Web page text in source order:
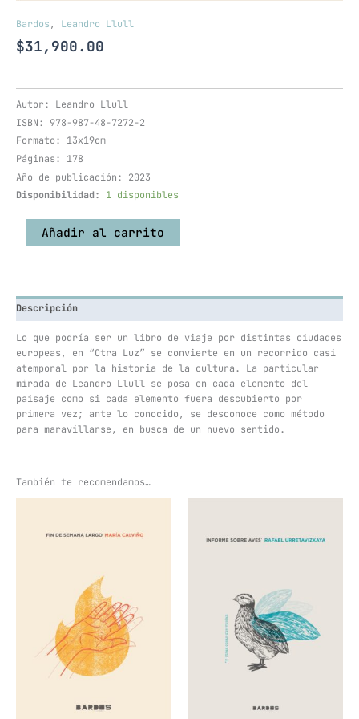
Bardos, Leandro Llull
$31,900.00
Autor: Leandro Llull
ISBN: 978-987-48-7272-2
Formato: 13x19cm
Páginas: 178
Año de publicación: 2023
Disponibilidad:
1 disponibles
Añadir al carrito
Descripción
Lo que podría ser un libro de viaje por distintas ciudades
europeas, en “Otra Luz” se convierte en un recorrido casi
atemporal por la historia de la cultura. La particular
mirada de Leandro Llull se posa en cada elemento del
paisaje como si cada elemento fuera descubierto por
primera vez; ante lo conocido, se desconoce como método
para maravillarse, en busca de un nuevo sentido.
También te recomendamos…